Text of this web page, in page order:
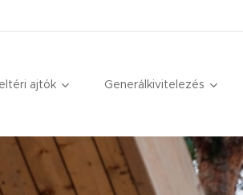
ajtók Generálkivitelezés